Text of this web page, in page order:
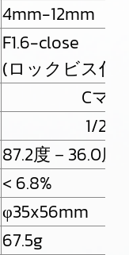
4mm-12mm
F1.6-close
(ロックビス付)
Cマ
1/2
87.2度－36.0度
< 6.8%
φ35x56mm
67.5g